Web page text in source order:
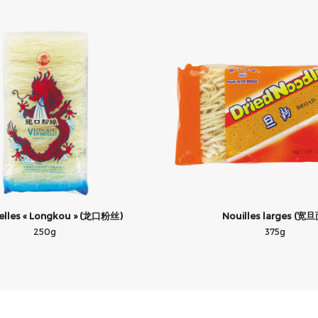
« Longkou » (龙口粉丝)
250g
Nouilles larges (宽旦
375g